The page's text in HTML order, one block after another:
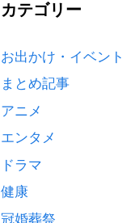
カテゴリー
お出かけ・イベント
まとめ記事
アニメ
エンタメ
ドラマ
健康
冠婚葬祭